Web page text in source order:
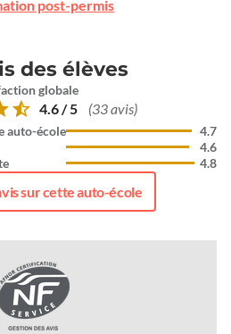
post-permis
des élèves
globale
4.6 / 5 (33 avis)
auto-école
4.7
4.6
4.8
sur cette auto-école